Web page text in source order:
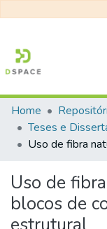
Communities &
All of DSpace
Statistics
Home
Uso de
blocos de